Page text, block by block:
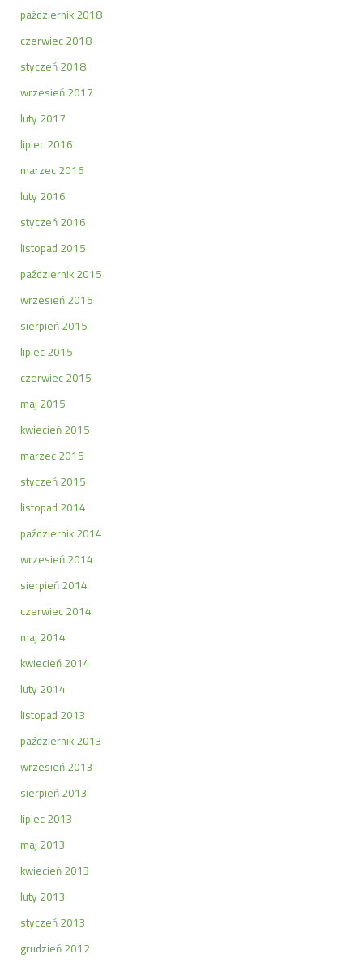
październik 2018
czerwiec 2018
styczeń 2018
wrzesień 2017
luty 2017
lipiec 2016
marzec 2016
luty 2016
styczeń 2016
listopad 2015
październik 2015
wrzesień 2015
sierpień 2015
lipiec 2015
czerwiec 2015
maj 2015
kwiecień 2015
marzec 2015
styczeń 2015
listopad 2014
październik 2014
wrzesień 2014
sierpień 2014
czerwiec 2014
maj 2014
kwiecień 2014
luty 2014
listopad 2013
październik 2013
wrzesień 2013
sierpień 2013
lipiec 2013
maj 2013
kwiecień 2013
luty 2013
styczeń 2013
grudzień 2012